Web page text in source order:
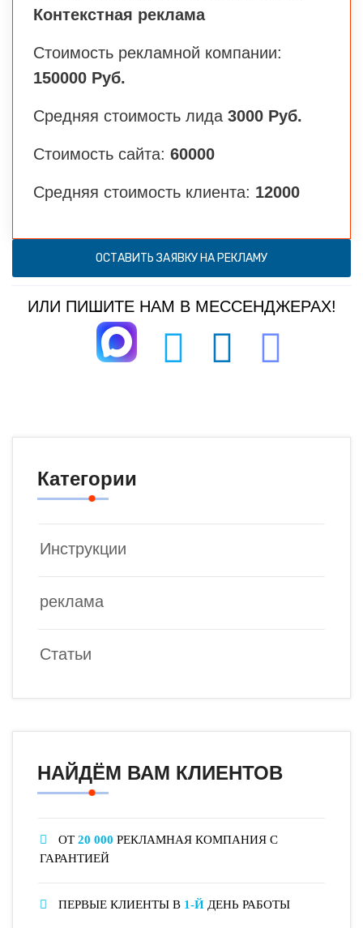
Контекстная реклама
Стоимость рекламной компании:
150000 Руб.
Средняя стоимость лида 3000 Руб.
Стоимость сайта: 60000
Средняя стоимость клиента: 12000
ОСТАВИТЬ ЗАЯВКУ НА РЕКЛАМУ
ИЛИ ПИШИТЕ НАМ В МЕССЕНДЖЕРАХ!
Категории
Инструкции
реклама
Статьи
НАЙДЁМ ВАМ КЛИЕНТОВ
ОТ 20 000 РЕКЛАМНАЯ КОМПАНИЯ С
ГАРАНТИЕЙ
ПЕРВЫЕ КЛИЕНТЫ В 1-Й ДЕНЬ РАБОТЫ